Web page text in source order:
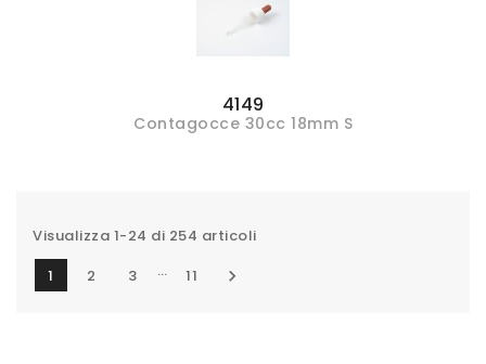
4149
Contagocce 30cc 18mm S
Visualizza 1-24 di 254 articoli
1
2 3 … 11 